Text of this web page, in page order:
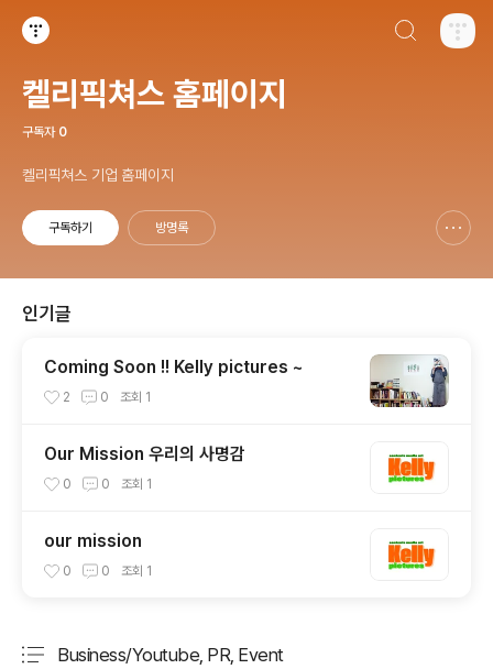
켈리픽쳐스 홈페이지
구독자 0
켈리픽쳐스 기업 홈페이지
구독하기 방명록
인기글
Coming Soon !! Kelly pictures ~
2 0 조회 1
Our Mission 우리의 사명감
0 0 조회 1
our mission
0 0 조회 1
Business/Youtube, PR, Event